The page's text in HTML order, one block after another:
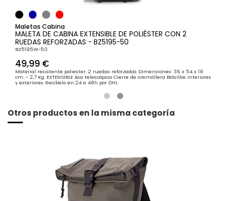
Maletas Cabina
MALETA DE CABINA EXTENSIBLE DE POLIÉSTER CON 2
RUEDAS REFORZADAS - BZ5195-50
BZ5195W-50
49,99 €
Material resistente poliester. 2 ruedas reforzadas Dimensiones: 36 x 54 x 19
cm. - 2,7 Kg. EXTENSIBLE Asa telescópica Cierre de cremallera Bolsillos interiores
y exteriores Recíbelo en 24 a 48h por DHL
Otros productos en la misma categoría